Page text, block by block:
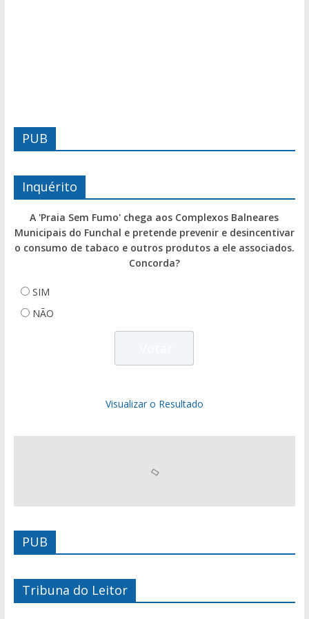
PUB
Inquérito
A 'Praia Sem Fumo' chega aos Complexos Balneares
Municipais do Funchal e pretende prevenir e desincentivar
o consumo de tabaco e outros produtos a ele associados.
Concorda?
SIM
NÃO
Visualizar o Resultado
PUB
Tribuna do Leitor